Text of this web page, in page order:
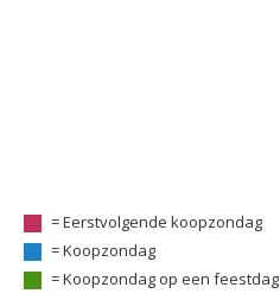
= Eerstvolgende koopzondag
= Koopzondag
= Koopzondag op een feestdag